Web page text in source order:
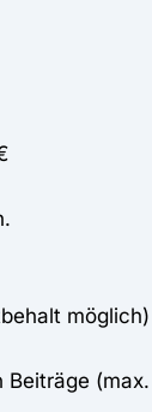
möglich)